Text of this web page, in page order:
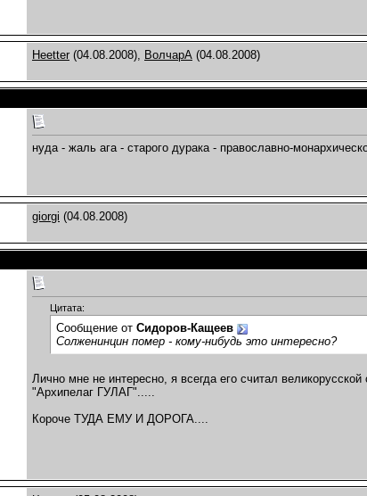
Heetter (04.08.2008), ВолчарА (04.08.2008)
нуда - жаль ага - старого дурака - православно-
giorgi (04.08.2008)
Цитата:
Сообщение от Сидоров-Кащеев
Солженинцин помер - кому-нибудь это интересно?
Лично мне не интересно, я всегда его считал
"Архипелаг ГУЛАГ".....
Короче ТУДА ЕМУ И ДОРОГА....